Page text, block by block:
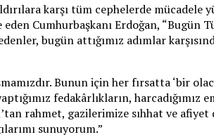
karşı tüm cephelerde
Cumhurbaşkanı Erdoğan, “Bugün
bugün attığımız adımlar
Bunun için her fırsatta ‘bir
fedakârlıkların, harcadığımız
rahmet, gazilerimize sıhhat ve afiyet
sunuyorum.”